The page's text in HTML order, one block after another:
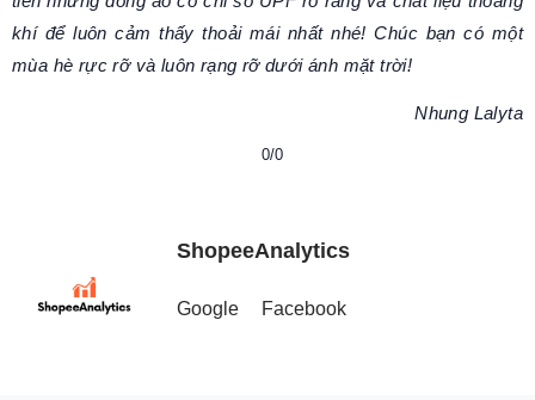
khí để luôn cảm thấy thoải mái nhất nhé! Chúc bạn có một
mùa hè rực rỡ và luôn rạng rỡ dưới ánh mặt trời!
Nhung Lalyta
0/0
ShopeeAnalytics
Google Facebook